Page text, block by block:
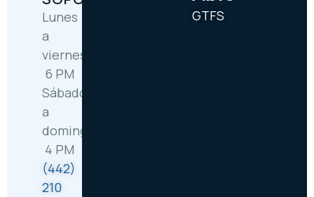
Lunes
a
viernes: 6:30 AM –
6 PM
Sábado
a
domingo: 8 AM –
4 PM
(442)
210
GTFS